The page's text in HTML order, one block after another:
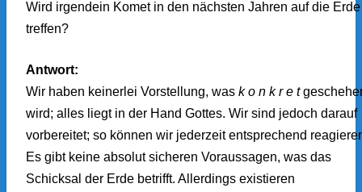
Wird irgendein Komet in den nächsten Jahren auf die Erde
treffen?
Antwort:
Wir haben keinerlei Vorstellung, was k o n k r e t
wird; alles liegt in der Hand Gottes. Wir sind jedoch darauf
vorbereitet; so können wir jederzeit entsprechend
Es gibt keine absolut sicheren Voraussagen, was das
Schicksal der Erde betrifft. Allerdings existieren